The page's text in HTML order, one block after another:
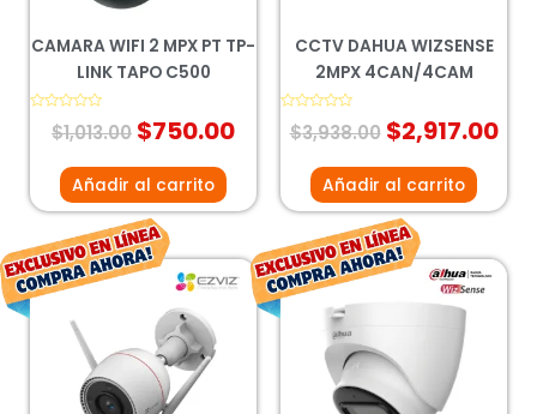
CAMARA WIFI 2 MPX PT TP-
LINK TAPO C500
Valorado
$1,013.00 $750.00
Añadir al carrito
CCTV DAHUA WIZSENSE
2MPX 4CAN/4CAM
Valorado
con
$3,938.00 $2,917.00
Añadir al carrito
El
precio
original
era:
$1,114.00.
El
precio
$825.00.
El
precio
original
era:
$613.00.
El